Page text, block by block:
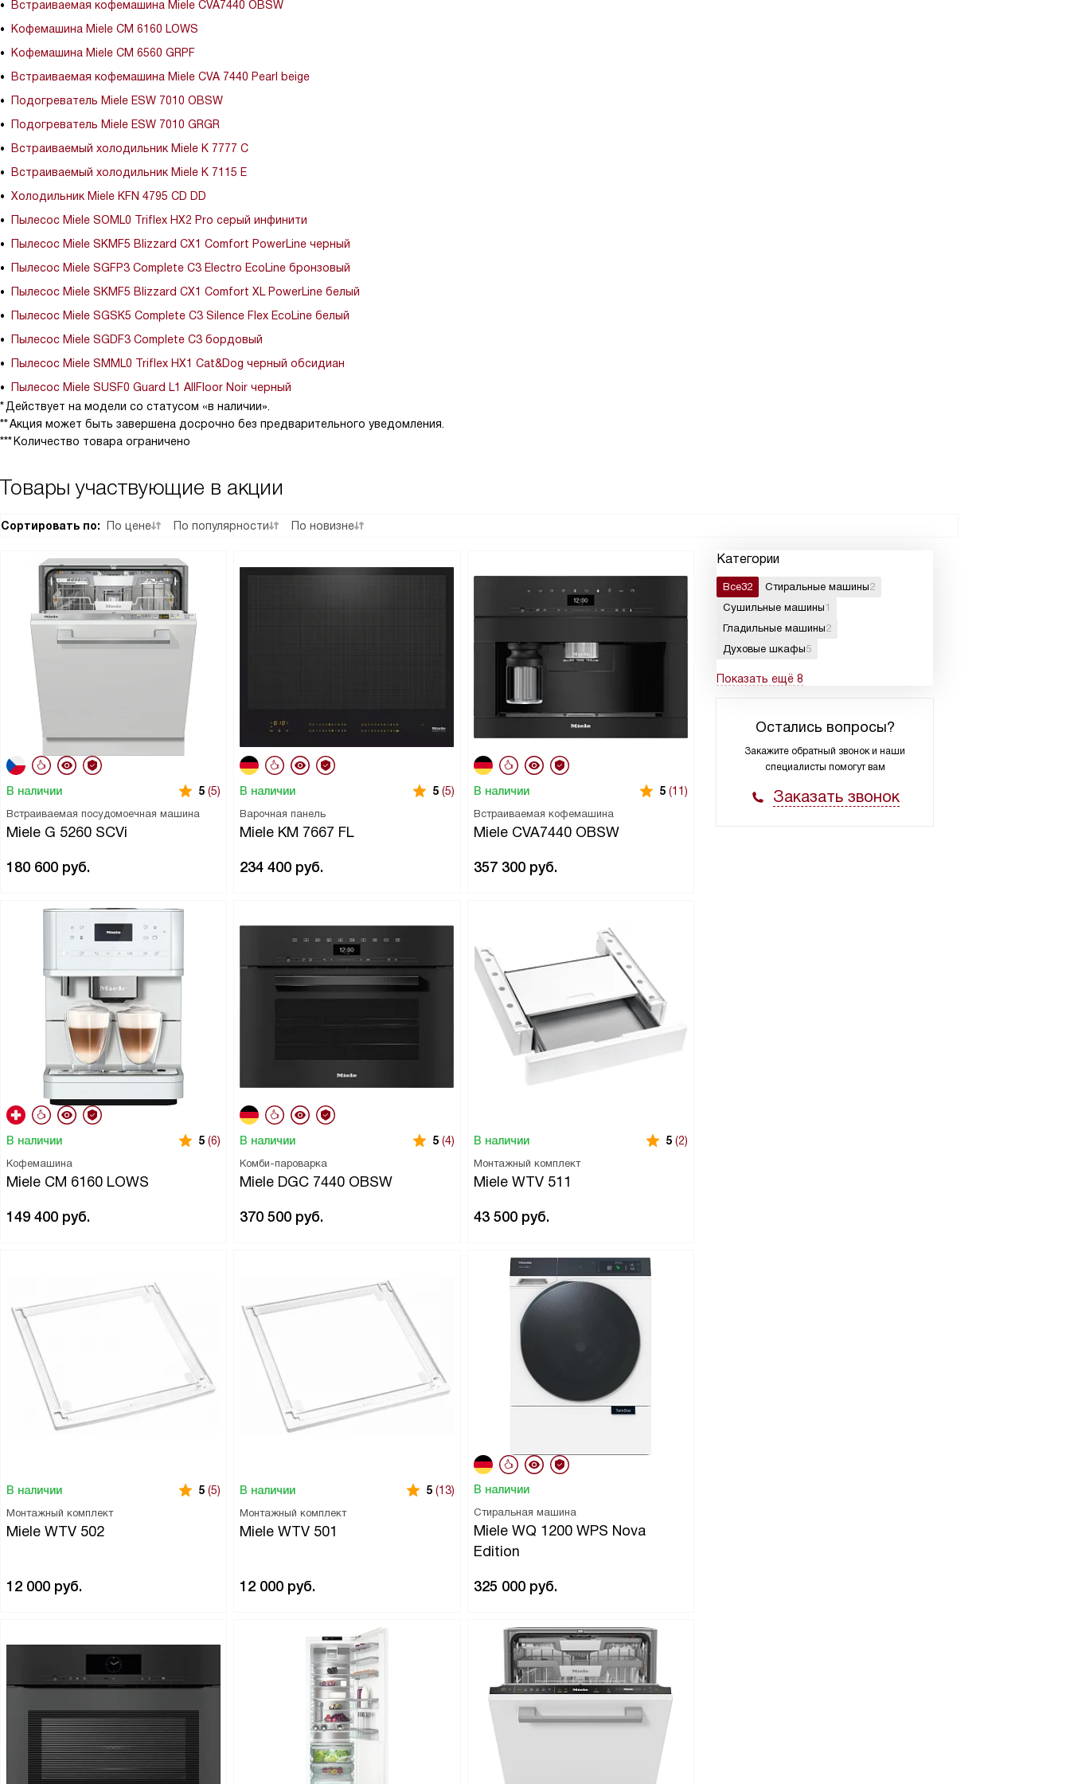
Встраиваемая кофемашина Miele CVA7440 OBSW
Кофемашина Miele CM 6160 LOWS
Кофемашина Miele CM 6560 GRPF
Встраиваемая кофемашина Miele CVA 7440 Pearl beige
Подогреватель Miele ESW 7010 OBSW
Подогреватель Miele ESW 7010 GRGR
Встраиваемый холодильник Miele K 7777 C
Встраиваемый холодильник Miele K 7115 E
Холодильник Miele KFN 4795 CD DD
Пылесос Miele SOML0 Triflex HX2 Pro серый инфинити
Пылесос Miele SKMF5 Blizzard CX1 Comfort PowerLine черный
Пылесос Miele SGFP3 Complete C3 Electro EcoLine бронзовый
Пылесос Miele SKMF5 Blizzard CX1 Comfort XL PowerLine белый
Пылесос Miele SGSK5 Complete C3 Silence Flex EcoLine белый
Пылесос Miele SGDF3 Complete C3 бордовый
Пылесос Miele SMML0 Triflex HX1 Cat&Dog черный обсидиан
Пылесос Miele SUSF0 Guard L1 AllFloor Noir черный
Действует на модели со статусом «в наличии».
Акция может быть завершена досрочно без предварительного уведомления.
Количество товара ограничено
Товары участвующие в акции
Сортировать по: По цене По популярности По новизне
Категории
Все32 Стиральные машины2
Сушильные машины1
Гладильные машины2
Духовые шкафы5
Показать ещё 8
Остались вопросы?
Закажите обратный звоноки наши
специалисты помогут вам
Заказать звонок
В наличии 5 (5)
Встраиваемая посудомоечная машина
Miele G 5260 SCVi
180 600 руб.
В наличии 5 (5)
Варочная панель
Miele KM 7667 FL
234 400 руб.
В наличии 5 (11)
Встраиваемая кофемашина
Miele CVA7440 OBSW
357 300руб.
В наличии 5 (6)
Кофемашина
Miele CM 6160 LOWS
149 400 руб.
В наличии 5 (4)
Комби-пароварка
Miele DGC 7440 OBSW
370 500 руб.
В наличии 5 (2)
Монтажный комплект
Miele WTV 511
43 500руб.
В наличии 5 (5)
Монтажный комплект
Miele WTV 502
12 000 руб.
В наличии 5 (13)
Монтажный комплект
Miele WTV 501
12 000 руб.
В наличии
Стиральная машина
Miele WQ 1200 WPS Nova
Edition
325 000руб.